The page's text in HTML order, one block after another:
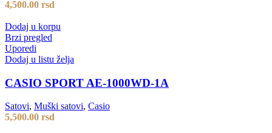
4,500.00 rsd
Dodaj u korpu
Brzi pregled
Uporedi
Dodaj u listu želja
CASIO SPORT AE-1000WD-1A
Satovi, Muški satovi, Casio
5,500.00 rsd